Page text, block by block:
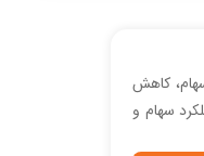
کاهش
سهام و